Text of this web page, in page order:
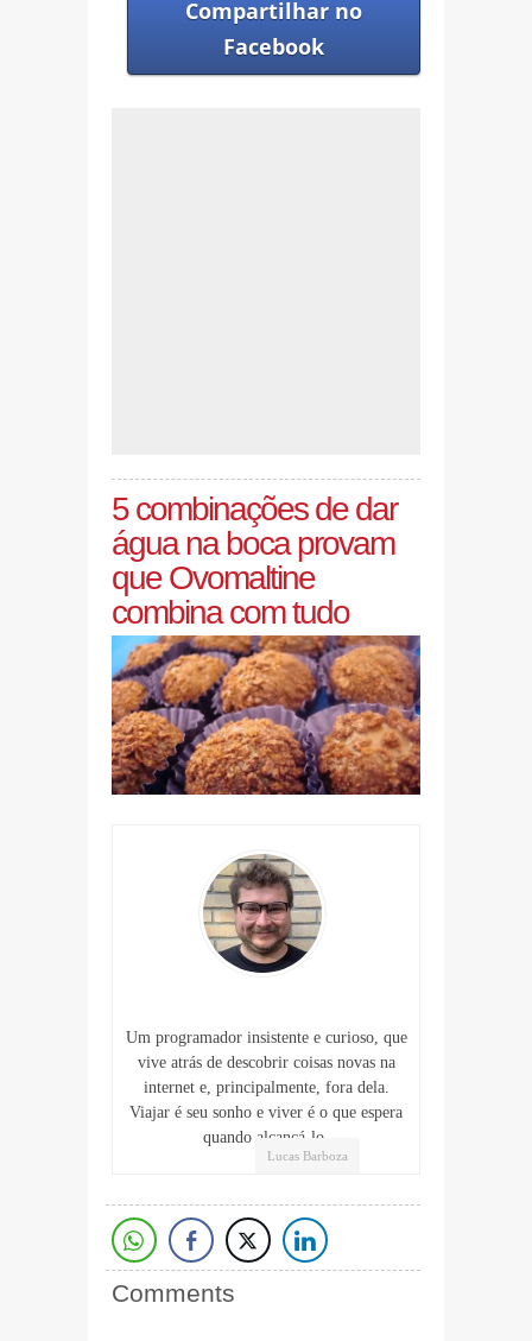
Compartilhar no
Facebook
5 combinações de dar
água na boca provam
que Ovomaltine
combina com tudo
Lucas Barboza
Um programador insistente e curioso, que
vive atrás de descobrir coisas novas na
internet e, principalmente, fora dela.
Viajar é seu sonho e viver é o que espera
quando alcançá-lo.
Comments